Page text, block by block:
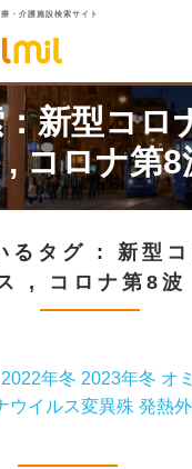
・介護施設検索サイト
新型コロ
,コロナ第8
るタグ : 新型
, コロナ第8波
2022年冬 2023年冬 オ
ウイルス変異殊 発熱